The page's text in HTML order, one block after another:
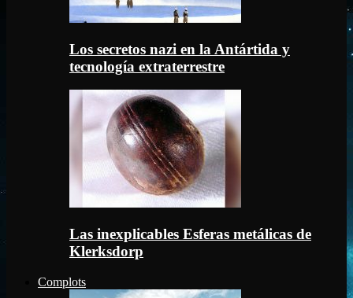
Los secretos nazi en la Antártida y
tecnología extraterrestre
Las inexplicables Esferas metálicas de
Klerksdorp
Complots